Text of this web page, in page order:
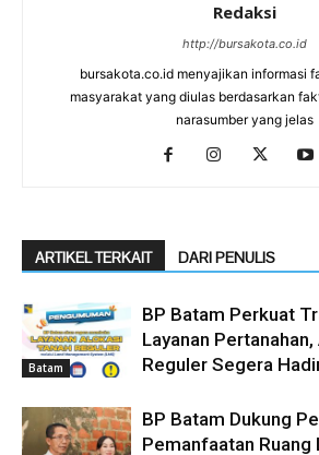
Redaksi
http://bursakota.co.id
bursakota.co.id menyajikan informasi
masyarakat yang diulas berdasarkan
narasumber yang jelas
ARTIKEL TERKAIT DARI PENULIS
Batam
BP Batam Perkuat
Layanan
Reguler Segera
BP Batam Dukung
Pemanfaatan Ruang